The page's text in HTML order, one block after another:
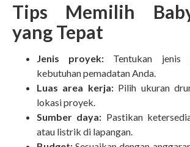
Tips Memilih
yang Tepat
Jenis proyek: Tentukan jenis
kebutuhan pemadatan Anda.
Luas area kerja:Pilih ukuran
lokasi proyek.
Sumber daya: Pastikan
atau listrik di lapangan.